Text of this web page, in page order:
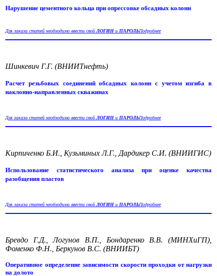
Нарушение цементного кольца при опрессовке обсадных колонн
Для заказа статей необходимо ввести свойЛОГИН и ПАРОЛЬПодробнее
Шинкевич Г.Г. (ВНИИТнефть)
Расчет резьбовых соединений обсадных колонн с учетом изгиба в
наклонно-направленных скважинах
Для заказа статей необходимо ввести свойЛОГИН и ПАРОЛЬПодробнее
Кирпиченко Б.И., Кузьминых Л.Г., Дардикер С.И. (ВНИИГИС)
Использование статистического анализа при оценке качества
разобщения пластов
Для заказа статей необходимо ввести свойЛОГИН и ПАРОЛЬПодробнее
Бревдо Г.Д., Логунов В.П., Бондаренко В.В. (МИНХиГП),
Фоменко Ф.Н., Беркунов В.С. (ВНИИБТ)
Оперативное определение зависимости скорости проходки от нагрузки
на долото